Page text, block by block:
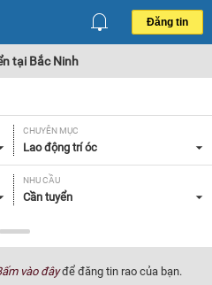
Đăng tin
tại Bắc Ninh
CHUYÊN MỤC
Lao động trí óc
NHU CẦU
Cần tuyển
vào đâyđể đăng tin rao của bạn.